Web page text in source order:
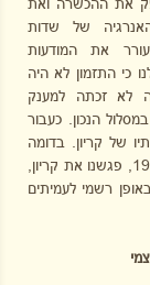
של שדות
את המודעות
כי התזמון לא היה
לא זכתה למענק
הנכון. כעבור
של קריון. בדומה
לרבים אחרים, ההכרה שחווינו היתה עמוקה. בסתיו 1996, פגשנו את קריון,
טובר. בפברואר 1997, הפכנו באופן רשמי לעמיתים